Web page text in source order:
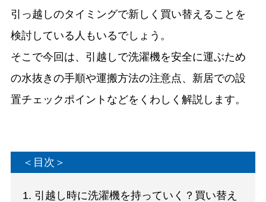
引っ越しのタイミングで新しく買い替えることを
検討している人もいるでしょう。
そこで今回は、引越しで洗濯機を安全に運ぶため
の水抜きの手順や運搬方法の注意点、新居での設
置チェックポイントなどをくわしく解説します。
＜目次＞
1. 引越し時に洗濯機を持っていく？買い替え